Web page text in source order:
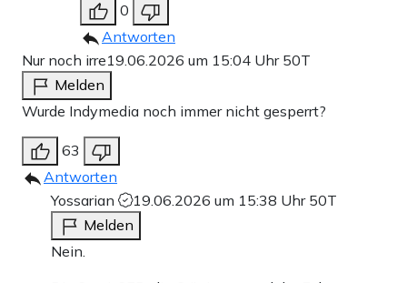
0
Antworten
Nur noch irre19.06.2026 um 15:04 Uhr 50T
Melden
Wurde Indymedia noch immer nicht gesperrt?
63
Antworten
Yossarian
19.06.2026 um 15:38 Uhr 50T
Melden
Nein.